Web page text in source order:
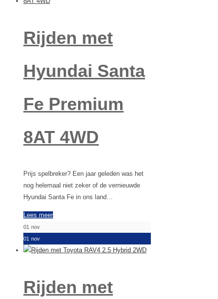
Rijden met
Hyundai Santa
Fe Premium
8AT 4WD
Prijs spelbreker? Een jaar geleden was het
nog helemaal niet zeker of de vernieuwde
Hyundai Santa Fe in ons land…
Lees meer
01 nov
01 nov
Rijden met